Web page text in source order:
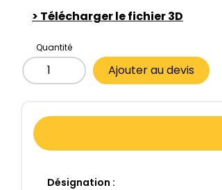
> Télécharger le fichier 3D
Quantité
Ajouter au devis
Désignation :